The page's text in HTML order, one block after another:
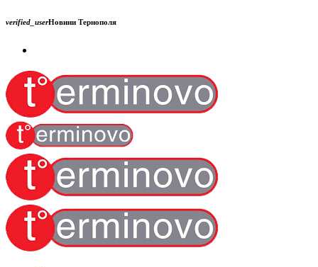
verified_userНовини Тернополя